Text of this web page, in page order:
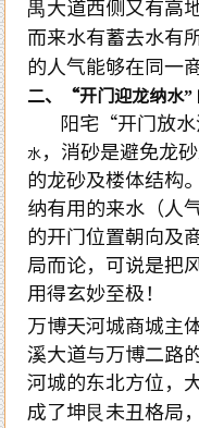
禺大道西侧又有高
而来水有蓄去水有
的人气能够在同一
二、“开门迎龙纳水”
阳宅“开门放水
水，消砂是避免龙
的龙砂及楼体结构
纳有用的来水（人
的开门位置朝向及
局而论，可说是把
用得玄妙至极！
万博天河城商城主
溪大道与万博二路
河城的东北方位，
成了坤艮未丑格局